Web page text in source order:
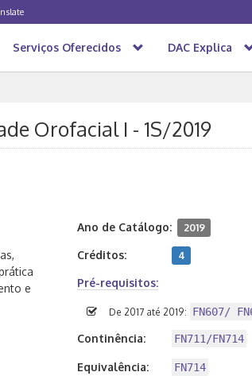
Serviços Oferecidos DAC Explica
Orofacial I - 1S/2019
e
Ano de Catálogo: 2019
Créditos: 4
Pré-requisitos:
De 2017 até 2019: FN607/
Continência: FN711/FN714
Equivalência: FN714